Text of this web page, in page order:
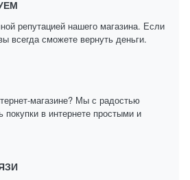
репутацией нашего магазина. Если
всегда сможете вернуть деньги.
магазине? Мы с радостью
покупки в интернете простыми и